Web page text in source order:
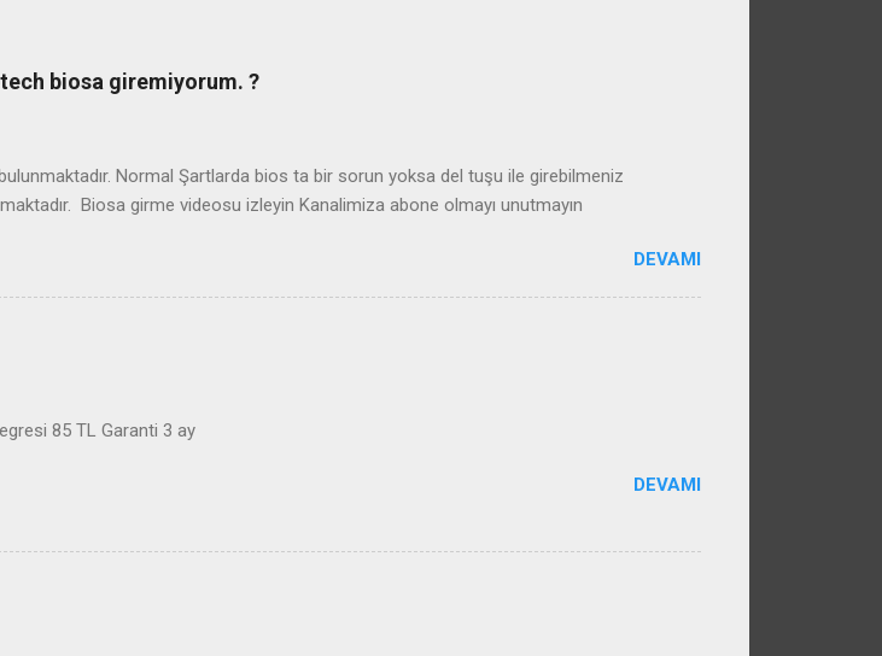
biosa giremiyorum. ?
Normal Şartlarda bios ta bir sorun yoksa del tuşu ile girebilmeniz
Biosa girme videosu izleyin Kanalimiza abone olmayı unutmayın
DEVAMI
85 TL Garanti 3 ay
DEVAMI